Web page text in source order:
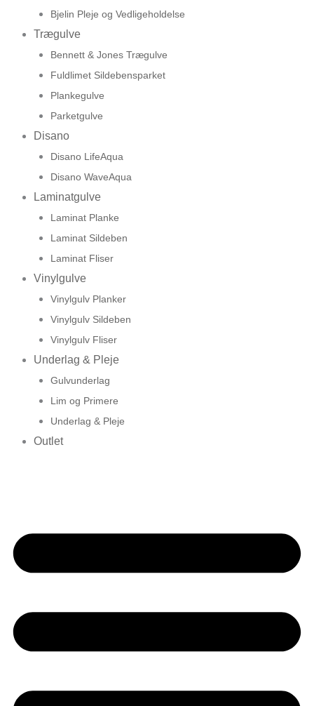
Bjelin Pleje og Vedligeholdelse
Trægulve
Bennett & Jones Trægulve
Fuldlimet Sildebensparket
Plankegulve
Parketgulve
Disano
Disano LifeAqua
Disano WaveAqua
Laminatgulve
Laminat Planke
Laminat Sildeben
Laminat Fliser
Vinylgulve
Vinylgulv Planker
Vinylgulv Sildeben
Vinylgulv Fliser
Underlag & Pleje
Gulvunderlag
Lim og Primere
Underlag & Pleje
Outlet